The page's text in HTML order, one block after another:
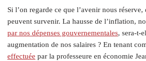
Si l’on regarde ce que l’avenir nous réserve,
peuvent survenir. La hausse de l’inflation,
par nos dépenses gouvernementales, sera-t-
augmentation de nos salaires ? En tenant
effectuée par la professeure en économie